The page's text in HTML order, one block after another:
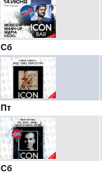
Сб
Пт
Сб